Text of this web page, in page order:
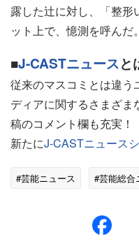
露した辻に対し、「整
ット上で、憶測を呼んだ。
■J-CASTニュースと
従来のマスコミとは違う
ディアに関するさまざ
稿のコメント欄も充実！
新たにJ-CASTニュース
#芸能ニュース #芸能総合